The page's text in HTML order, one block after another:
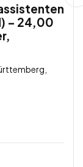
– 24,00